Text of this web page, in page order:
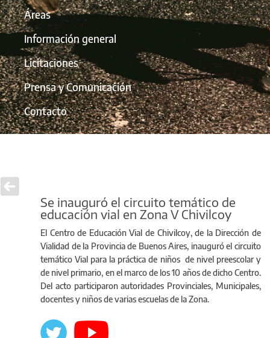
Áreas
Información general
Licitaciones
Prensa y Comunicación
Contacto
Se inauguró el circuito temático de
educación vial en Zona V Chivilcoy
El Centro de Educación Vial de Chivilcoy, de la Dirección de
Vialidad de la Provincia de Buenos Aires, inauguró el circuito
temático Vial para la práctica de niños de nivel preescolar y
de nivel primario, en el marco de los 10 años de dicho Centro.
Del acto participaron autoridades Provinciales, Municipales,
docentes y niños de varias escuelas de la Zona.